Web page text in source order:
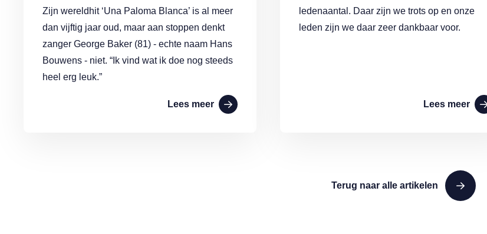
Zijn wereldhit ‘Una Paloma Blanca’ is al meer
dan vijftig jaar oud, maar aan stoppen denkt
zanger George Baker (81) - echte naam Hans
Bouwens - niet. “Ik vind wat ik doe nog steeds
heel erg leuk.”
Lees meer
ledenaantal. Daar zijn we trots op en onze
leden zijn we daar zeer dankbaar voor.
Lees meer
Terug naar alle artikelen